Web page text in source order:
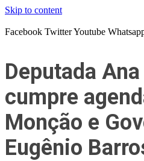
Skip to content
Facebook TwitterYoutube
Deputada
cumpre
Monção e
Eugênio